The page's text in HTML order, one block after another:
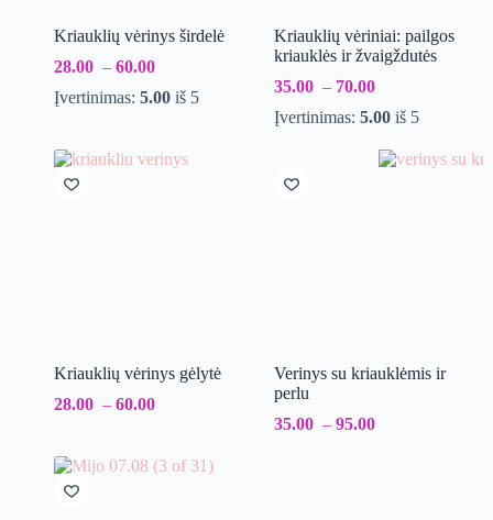
Kriauklių vėrinys širdelė
28.00 – 60.00
Įvertinimas: 5.00iš 5
Kriauklių vėriniai: pailgos
kriauklės ir žvaigždutės
35.00 – 70.00
Įvertinimas: 5.00iš 5
Kriauklių vėrinys gėlytė
28.00 – 60.00
Verinys su kriauklėmis ir
perlu
35.00 – 95.00